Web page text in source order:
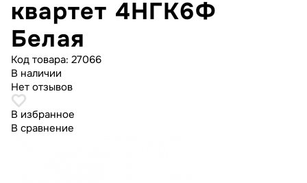
квартет 4НГК6Ф
Белая
Код товара: 27066
В наличии
Нет отзывов
В избранное
В сравнение